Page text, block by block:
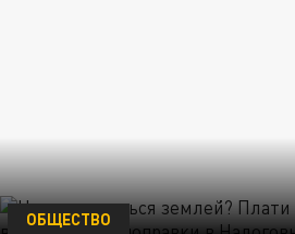
ОБЩЕСТВО